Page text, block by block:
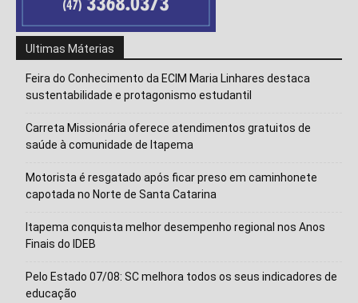
Ultimas Máterias
Feira do Conhecimento da ECIM Maria Linhares destaca
sustentabilidade e protagonismo estudantil
Carreta Missionária oferece atendimentos gratuitos de
saúde à comunidade de Itapema
Motorista é resgatado após ficar preso em caminhonete
capotada no Norte de Santa Catarina
Itapema conquista melhor desempenho regional nos Anos
Finais do IDEB
Pelo Estado 07/08: SC melhora todos os seus indicadores de
educação